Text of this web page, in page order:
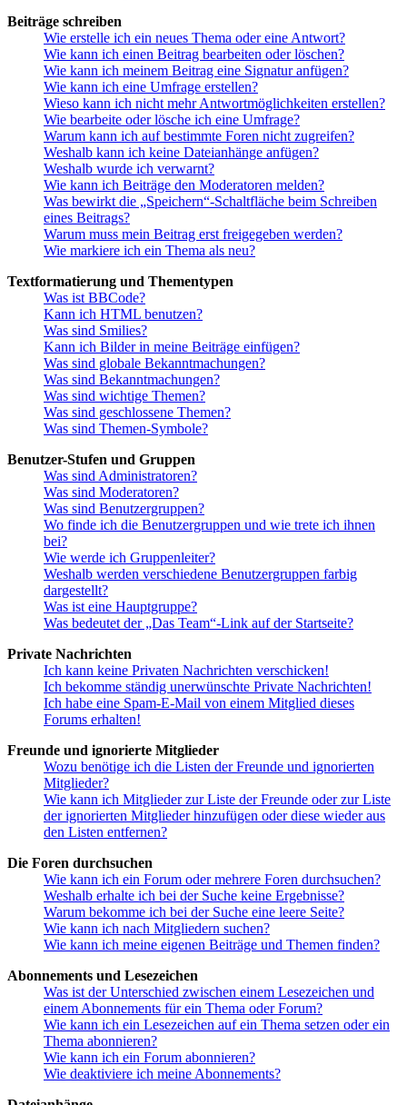
Beiträge schreiben
Wie erstelle ich ein neues Thema oder eine Antwort?
Wie kann ich einen Beitrag bearbeiten oder löschen?
Wie kann ich meinem Beitrag eine Signatur anfügen?
Wie kann ich eine Umfrage erstellen?
Wieso kann ich nicht mehr Antwortmöglichkeiten erstellen?
Wie bearbeite oder lösche ich eine Umfrage?
Warum kann ich auf bestimmte Foren nicht zugreifen?
Weshalb kann ich keine Dateianhänge anfügen?
Weshalb wurde ich verwarnt?
Wie kann ich Beiträge den Moderatoren melden?
Was bewirkt die „Speichern“-Schaltfläche beim Schreiben
eines Beitrags?
Warum muss mein Beitrag erst freigegeben werden?
Wie markiere ich ein Thema als neu?
Textformatierung und Thementypen
Was ist BBCode?
Kann ich HTML benutzen?
Was sind Smilies?
Kann ich Bilder in meine Beiträge einfügen?
Was sind globale Bekanntmachungen?
Was sind Bekanntmachungen?
Was sind wichtige Themen?
Was sind geschlossene Themen?
Was sind Themen-Symbole?
Benutzer-Stufen und Gruppen
Was sind Administratoren?
Was sind Moderatoren?
Was sind Benutzergruppen?
Wo finde ich die Benutzergruppen und wie trete ich ihnen
bei?
Wie werde ich Gruppenleiter?
Weshalb werden verschiedene Benutzergruppen farbig
dargestellt?
Was ist eine Hauptgruppe?
Was bedeutet der „Das Team“-Link auf der Startseite?
Private Nachrichten
Ich kann keine Privaten Nachrichten verschicken!
Ich bekomme ständig unerwünschte Private Nachrichten!
Ich habe eine Spam-E-Mail von einem Mitglied dieses
Forums erhalten!
Freunde und ignorierte Mitglieder
Wozu benötige ich die Listen der Freunde und ignorierten
Mitglieder?
Wie kann ich Mitglieder zur Liste der Freunde oder zur Liste
der ignorierten Mitglieder hinzufügen oder diese wieder aus
den Listen entfernen?
Die Foren durchsuchen
Wie kann ich ein Forum oder mehrere Foren durchsuchen?
Weshalb erhalte ich bei der Suche keine Ergebnisse?
Warum bekomme ich bei der Suche eine leere Seite?
Wie kann ich nach Mitgliedern suchen?
Wie kann ich meine eigenen Beiträge und Themen finden?
Abonnements und Lesezeichen
Was ist der Unterschied zwischen einem Lesezeichen und
einem Abonnements für ein Thema oder Forum?
Wie kann ich ein Lesezeichen auf ein Thema setzen oder ein
Thema abonnieren?
Wie kann ich ein Forum abonnieren?
Wie deaktiviere ich meine Abonnements?